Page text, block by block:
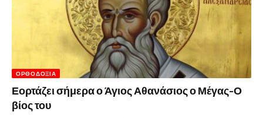
ΟΡΘΟΔΟΞΊΑ
Εορτάζει σήμερα ο Άγιος Αθανάσιος ο Μέγας-Ο
βίος του